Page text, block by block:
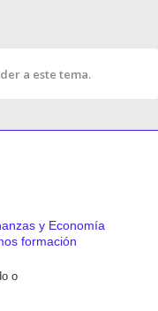
a este tema.
y Economía
formación
o